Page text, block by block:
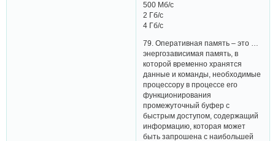
500 Мб/с
2 Гб/с
4 Гб/с
79. Оперативная память – это …
энергозависимая память, в
которой временно хранятся
данные и команды, необходимые
процессору в процессе его
функционирования
промежуточный буфер с
быстрым доступом, содержащий
информацию, которая может
быть запрошена с наибольшей